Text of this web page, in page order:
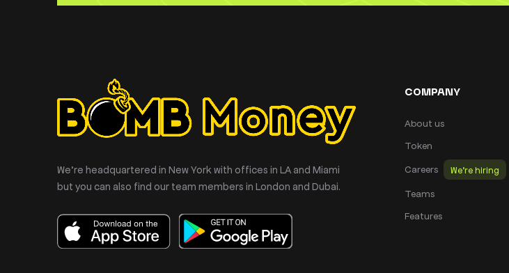
We’re headquartered in New York with offices in LA and Miami
but you can also find our team members in London and Dubai.
COMPANY
About us
Token
Careers We’re hiring
Teams
Features